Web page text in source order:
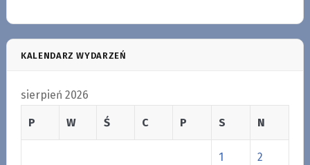
KALENDARZ WYDARZEŃ
sierpień 2026
P W Ś C P S N
1 2